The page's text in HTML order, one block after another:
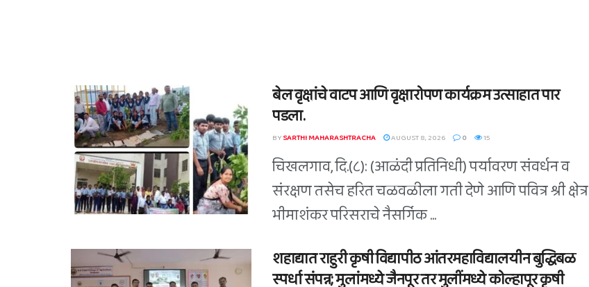
बेल वृक्षांचे वाटप आणि वृक्षारोपण कार्यक्रम उत्साहात पार
पडला.
BYSARTHI MAHARASHTRACHA AUGUST 8, 2026 0 15
चिखलगाव, दि.(८): (आळंदी प्रतिनिधी) पर्यावरण संवर्धन व
संरक्षण तसेच हरित चळवळीला गती देणे आणि पवित्र श्री क्षेत्र
भीमाशंकर परिसराचे नैसर्गिक ...
शहाद्यात राहुरी कृषी विद्यापीठ आंतरमहाविद्यालयीन बुद्धिबळ
स्पर्धा संपन्न; मुलांमध्ये जैनपूर तर मुलींमध्ये कोल्हापूर कृषी